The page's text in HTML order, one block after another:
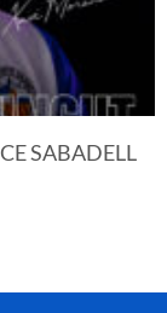
SABADELL